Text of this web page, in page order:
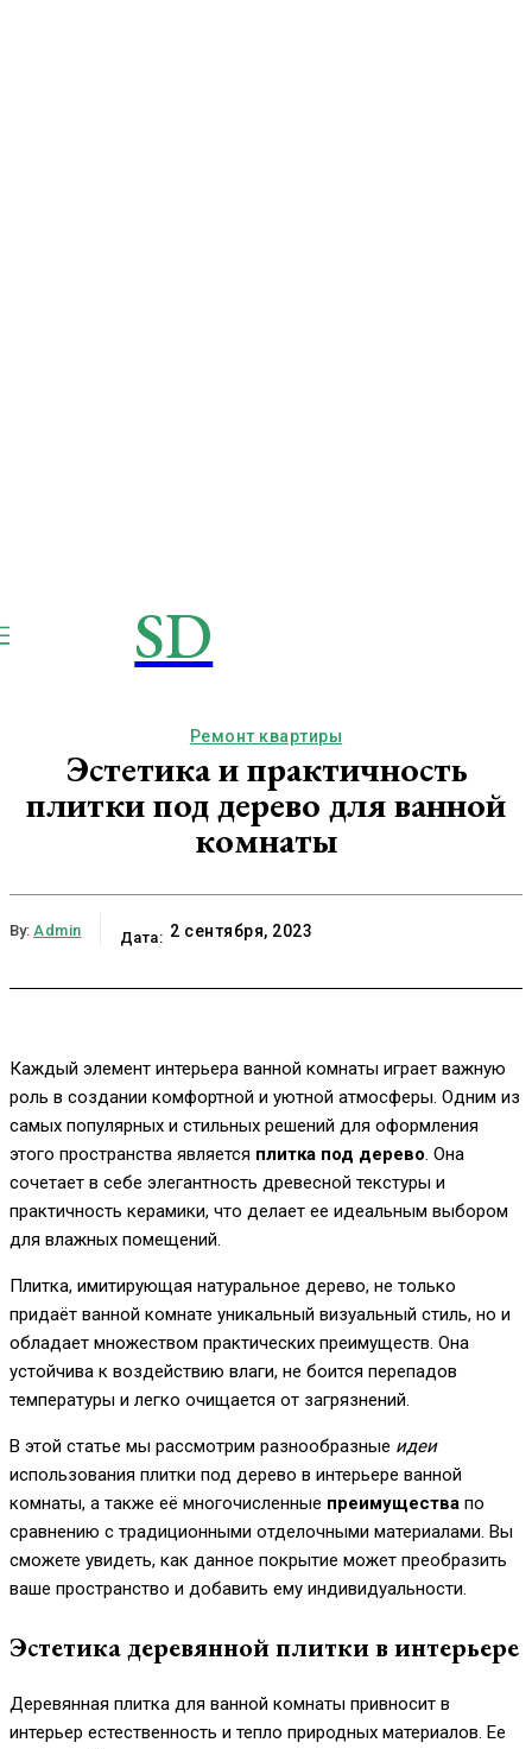
SD
Ремонт квартиры
Эстетика и практичность
плитки под дерево для ванной
комнаты
By: Admin Дата: 2 сентября, 2023
Каждый элемент интерьера ванной комнаты играет важную
роль в создании комфортной и уютной атмосферы. Одним из
самых популярных и стильных решений для оформления
этого пространства является плитка под дерево. Она
сочетает в себе элегантность древесной текстуры и
практичность керамики, что делает ее идеальным выбором
для влажных помещений.
Плитка, имитирующая натуральное дерево, не только
придаёт ванной комнате уникальный визуальный стиль, но и
обладает множеством практических преимуществ. Она
устойчива к воздействию влаги, не боится перепадов
температуры и легко очищается от загрязнений.
В этой статье мы рассмотрим разнообразные идеи
использования плитки под дерево в интерьере ванной
комнаты, а также её многочисленные преимущества по
сравнению с традиционными отделочными материалами. Вы
сможете увидеть, как данное покрытие может преобразить
ваше пространство и добавить ему индивидуальности.
Эстетика деревянной плитки в интерьере
Деревянная плитка для ванной комнаты привносит в
интерьер естественность и тепло природных материалов. Ее